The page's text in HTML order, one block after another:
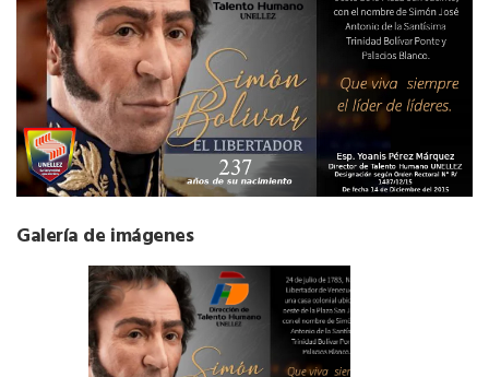
Galería de imágenes